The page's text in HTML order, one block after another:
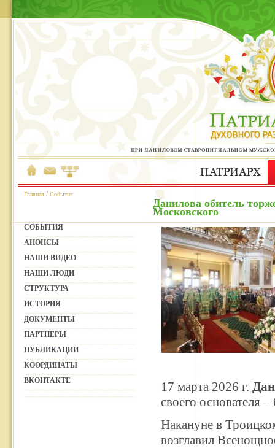
Главная /События
Данилова обитель
Московского
СОБЫТИЯ
АНОНСЫ
НАШИ ВИДЕО
НАШИ ЛЮДИ
СТРУКТУРА
ИСТОРИЯ
ДОКУМЕНТЫ
ПАРТНЕРЫ
ПУБЛИКАЦИИ
КООРДИНАТЫ
ВКОНТАКТЕ
17 марта 2026 г.
своего основателя ‒
Накануне в
возглавил